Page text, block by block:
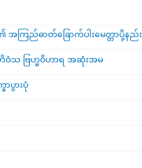
ြည်ဓာတ်ခြောက်ပါးမေတ္တာပို့နည်း
ါဘိဝံသ ဗြဟ္မဝိဟာရ အဆုံးအမ
ပွားပုံ